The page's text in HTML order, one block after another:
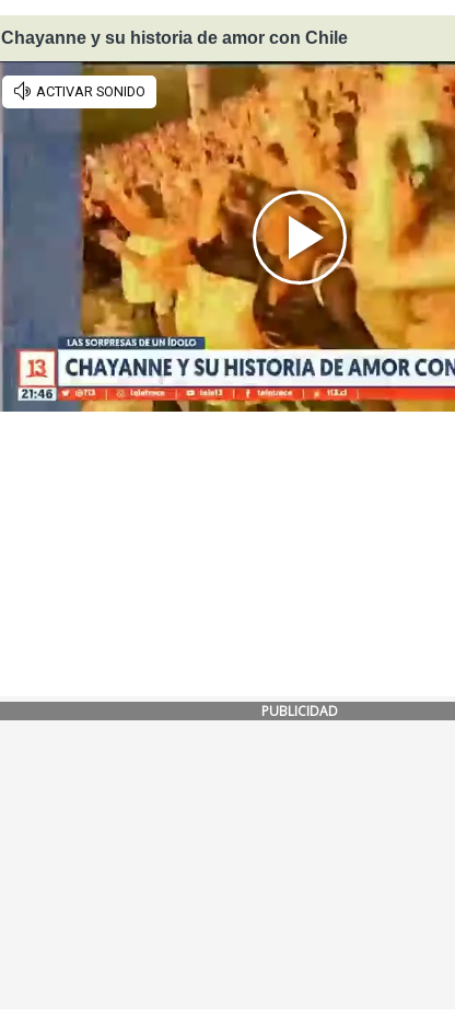
Chayanne y su historia de amor con Chile
PUBLICIDAD